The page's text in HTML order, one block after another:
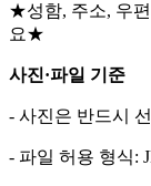
★성함, 주소, 우
요★
사진·파일 기준
- 사진은 반드시
- 파일 허용 형식: